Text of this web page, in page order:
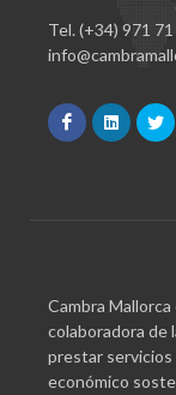
Tel. (+34) 971
Cambra
colaboradora de
prestar servicios
económico